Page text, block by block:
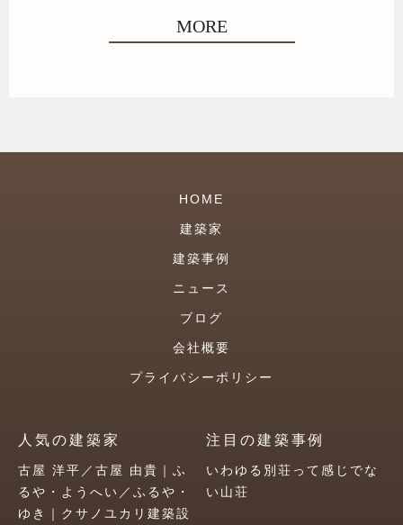
MORE
HOME
建築家
建築事例
ニュース
ブログ
会社概要
プライバシーポリシー
人気の建築家
古屋 洋平／古屋 由貴｜ふ
るや・ようへい／ふるや・
ゆき｜クサノユカリ建築設
注目の建築事例
いわゆる別荘って感じでな
い山荘